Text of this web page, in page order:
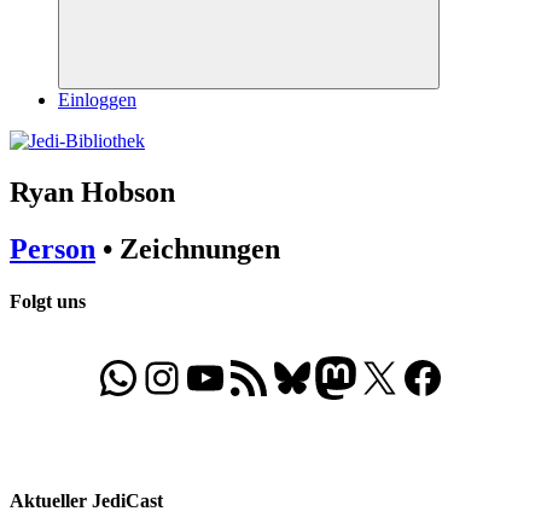
Suchen
Einloggen
Ryan Hobson
Person • Zeichnungen
Folgt uns
WhatsApp
Folgt uns auf Instagram
Besucht unseren YouTube-Kanal
RSS-FeedBluesky
Folgt uns auf Mastodon
X Folgt uns auf
Aktueller JediCast